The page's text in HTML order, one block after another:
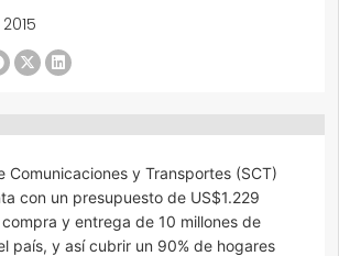
Comunicaciones y Transportes (SCT)
con un presupuesto de US$1.229
y entrega de 10 millones de
país, y así cubrir un 90% de hogares